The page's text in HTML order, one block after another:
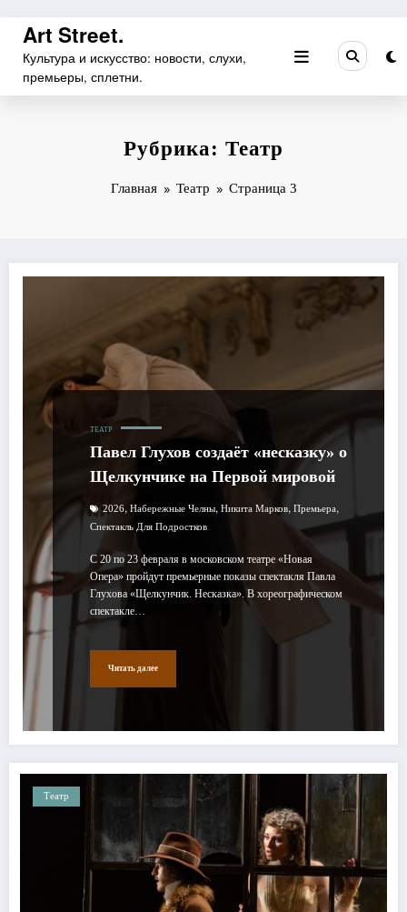
Перейти
содержимому
Art Street.
Культура и искусство: новости, слухи,
премьеры, сплетни.
Рубрика: Театр
Главная Театр Страница 3
ТЕАТР
Павел Глухов создаёт «несказку» о
Щелкунчике на Первой мировой
2026, Набережные Челны, Никита Марков, Премьера,
Спектакль Для Подростков
С 20 по 23 февраля в московском театре «Новая
Опера» пройдут премьерные показы спектакля Павла
Глухова «Щелкунчик. Несказка». В хореографическом
спектакле…
Читать далее
Театр